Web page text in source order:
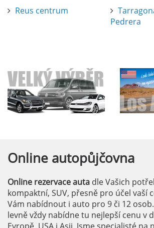
Reus centrum
Pedrera
Online autopůjčovna
Online rezervace auta dle Vašich
kompaktní, SUV, přesně pro účel vaší
Vám nabídnout i auto pro 9 či 12
levně vždy nabídne tu nejlepší cenu v